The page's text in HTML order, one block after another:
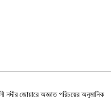
নদীর জোয়ারে অজ্ঞাত পরিচয়ের অনুমানিক